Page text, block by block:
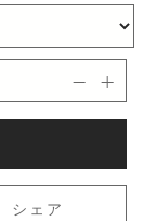


シェア